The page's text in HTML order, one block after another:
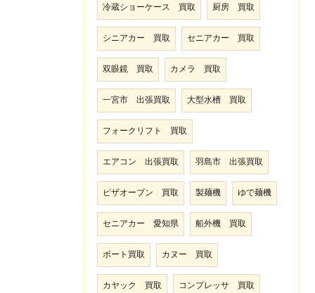
冷蔵ショーケース 買取 厨房 買取
シニアカー 買取 セニアカー 買取
双眼鏡 買取 カメラ 買取
一宮市 出張買取 大型水槽 買取
フォークリフト 買取
エアコン 出張買取 羽島市 出張買取
ピザオーブン 買取 製麺機 ゆで麺機
セニアカー 愛知県 船外機 買取
ボート買取 カヌー 買取
カヤック 買取 コンプレッサ 買取